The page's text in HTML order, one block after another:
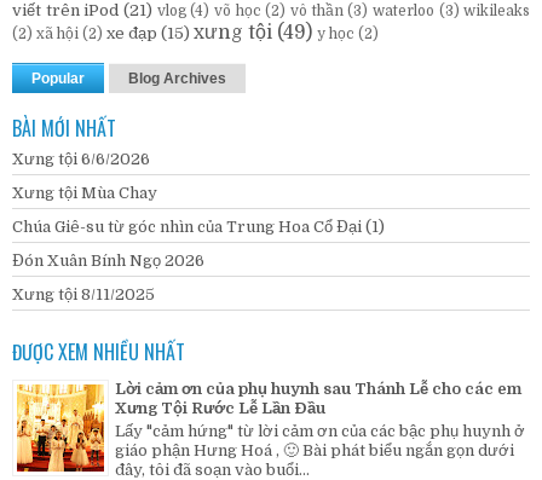
viết trên iPod (21) vlog (4) võ học (2) vô thần (3) waterloo (3) wikileaks
(2) xã hội (2) xe đạp (15) xưng tội (49) y học (2)
Popular Blog Archives
BÀI MỚI NHẤT
Xưng tội 6/6/2026
Xưng tội Mùa Chay
Chúa Giê-su từ góc nhìn của Trung Hoa Cổ Đại (1)
Đón Xuân Bính Ngọ 2026
Xưng tội 8/11/2025
ĐƯỢC XEM NHIỀU NHẤT
Lời cảm ơn của phụ huynh sau Thánh Lễ cho các em
Xưng Tội Rước Lễ Lần Đầu
Lấy "cảm hứng" từ lời cảm ơn của các bậc phụ huynh ở
giáo phận Hưng Hoá , 🙂 Bài phát biểu ngắn gọn dưới
đây, tôi đã soạn vào buổi...